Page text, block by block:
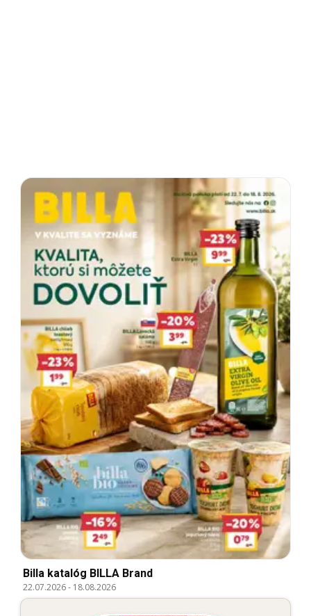
Billa katalóg BILLA Brand
22.07.2026- 18.08.2026